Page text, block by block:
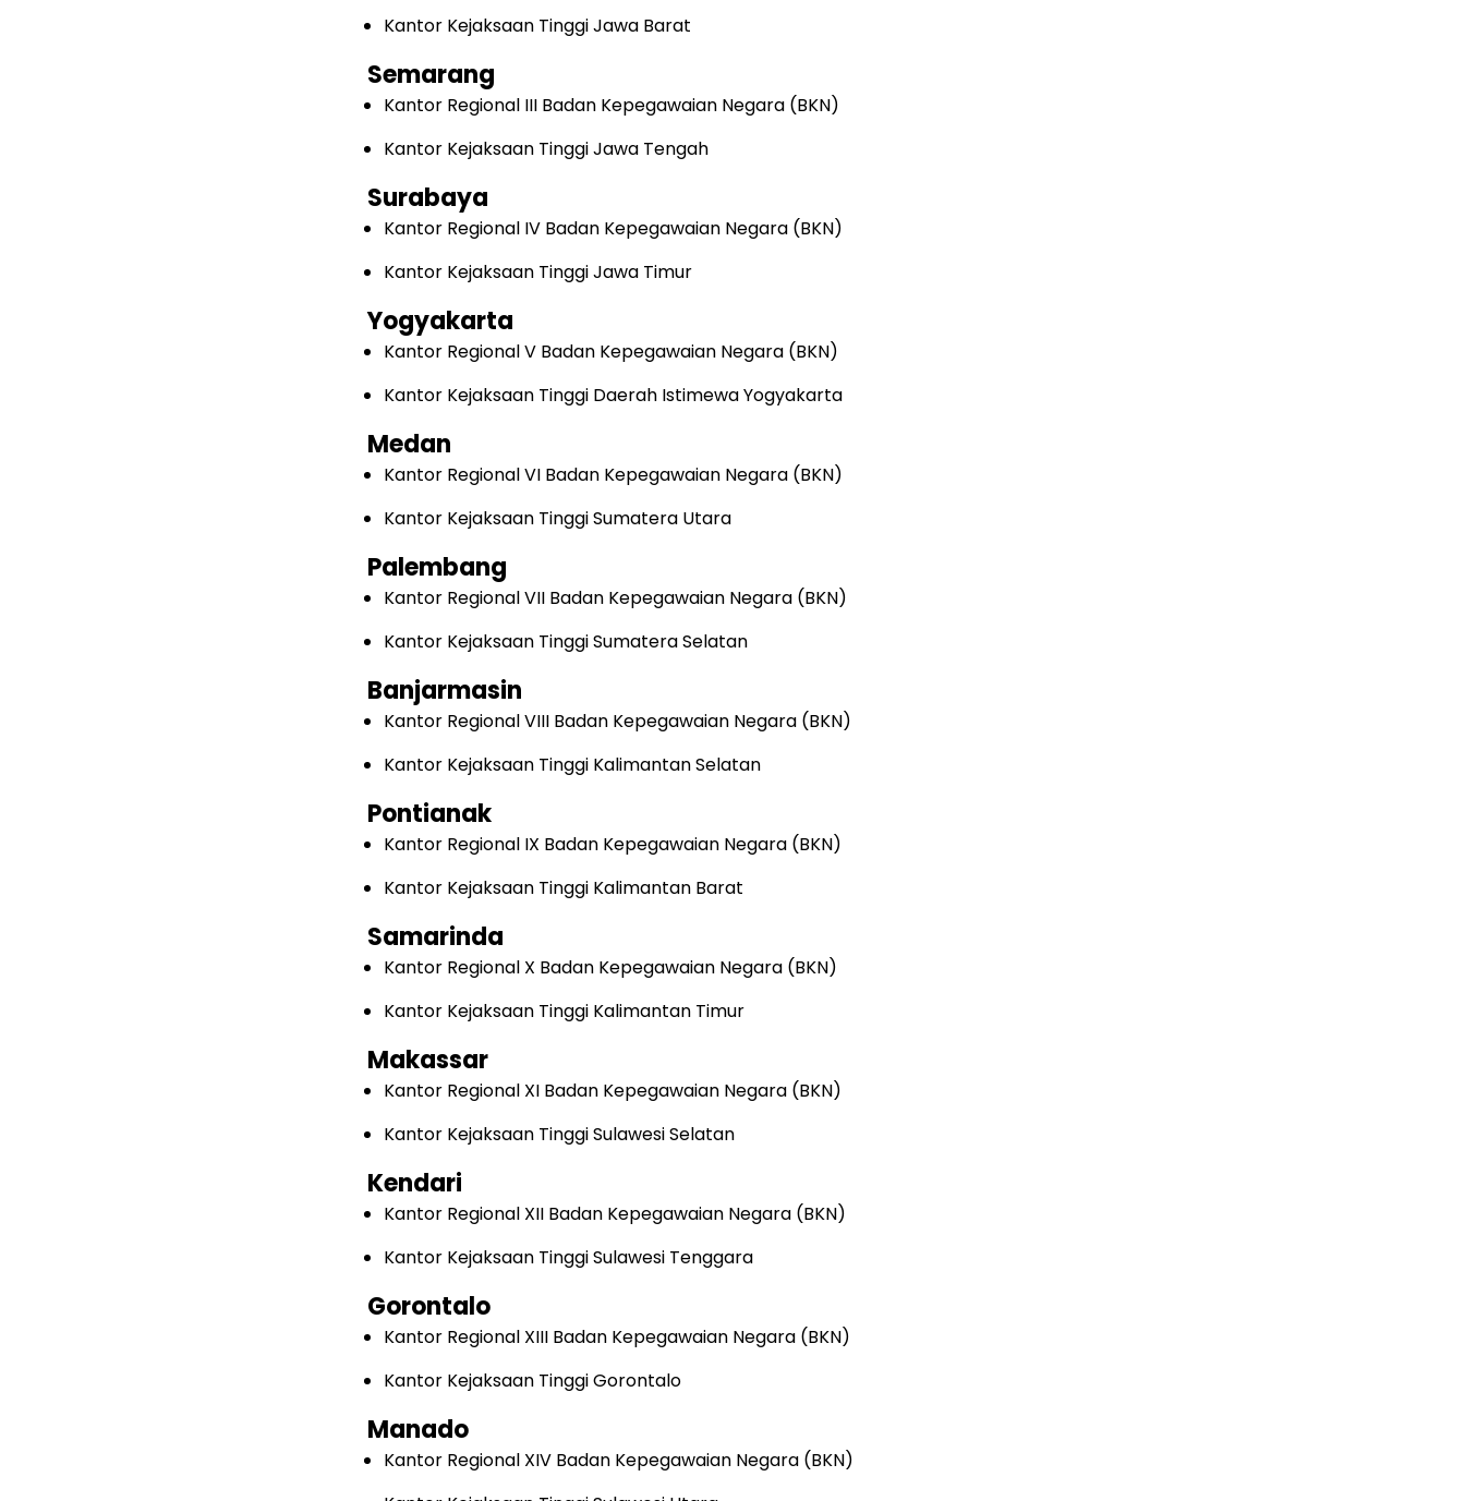
Kantor Kejaksaan Tinggi Jawa Barat
Semarang
Kantor Regional III Badan Kepegawaian Negara (BKN)
Kantor Kejaksaan Tinggi Jawa Tengah
Surabaya
Kantor Regional IV Badan Kepegawaian Negara (BKN)
Kantor Kejaksaan Tinggi Jawa Timur
Yogyakarta
Kantor Regional V Badan Kepegawaian Negara (BKN)
Kantor Kejaksaan Tinggi Daerah Istimewa Yogyakarta
Medan
Kantor Regional VI Badan Kepegawaian Negara (BKN)
Kantor Kejaksaan Tinggi Sumatera Utara
Palembang
Kantor Regional VII Badan Kepegawaian Negara (BKN)
Kantor Kejaksaan Tinggi Sumatera Selatan
Banjarmasin
Kantor Regional VIII Badan Kepegawaian Negara (BKN)
Kantor Kejaksaan Tinggi Kalimantan Selatan
Pontianak
Kantor Regional IX Badan Kepegawaian Negara (BKN)
Kantor Kejaksaan Tinggi Kalimantan Barat
Samarinda
Kantor Regional X Badan Kepegawaian Negara (BKN)
Kantor Kejaksaan Tinggi Kalimantan Timur
Makassar
Kantor Regional XI Badan Kepegawaian Negara (BKN)
Kantor Kejaksaan Tinggi Sulawesi Selatan
Kendari
Kantor Regional XII Badan Kepegawaian Negara (BKN)
Kantor Kejaksaan Tinggi Sulawesi Tenggara
Gorontalo
Kantor Regional XIII Badan Kepegawaian Negara (BKN)
Kantor Kejaksaan Tinggi Gorontalo
Manado
Kantor Regional XIV Badan Kepegawaian Negara (BKN)